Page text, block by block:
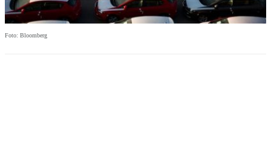
Foto: Bloomberg